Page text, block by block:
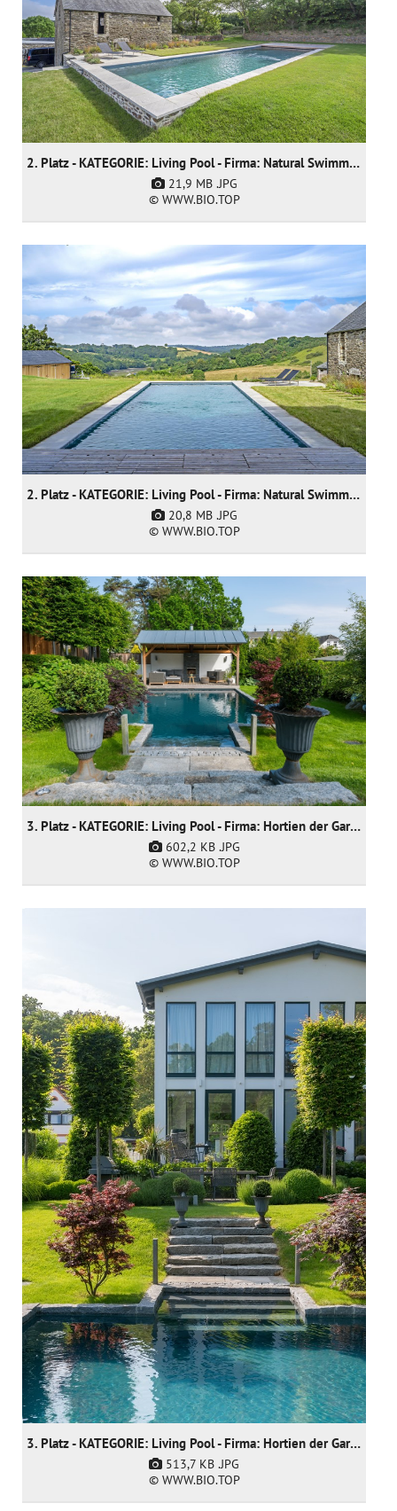
2. Platz - KATEGORIE: Living Pool - Firma: Natural Swimming Pools Ltd
21,9 MB .JPG
© WWW.BIO.TOP
2. Platz - KATEGORIE: Living Pool - Firma: Natural Swimming Pools Ltd
20,8 MB .JPG
© WWW.BIO.TOP
3. Platz - KATEGORIE: Living Pool - Firma: Hortien der Gartendoktor
602,2 KB .JPG
© WWW.BIO.TOP
3. Platz - KATEGORIE: Living Pool - Firma: Hortien der Gartendoktor
513,7 KB .JPG
© WWW.BIO.TOP